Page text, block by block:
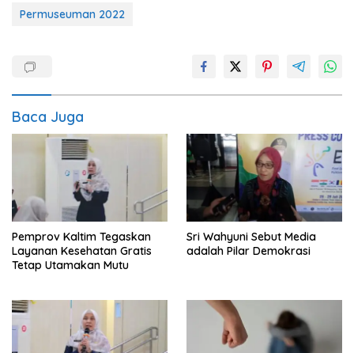
Permuseuman 2022
Baca Juga
Pemprov Kaltim Tegaskan
Layanan Kesehatan Gratis
Tetap Utamakan Mutu
Sri Wahyuni Sebut Media
adalah Pilar Demokrasi